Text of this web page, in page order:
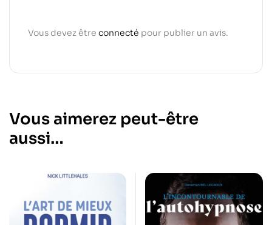
Vous devez être connecté pour publier un avis.
Vous aimerez peut-être
aussi…